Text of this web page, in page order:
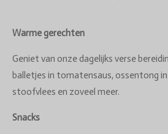
Warme gerechten
Geniet van onze dagelijks verse
balletjes in tomatensaus, ossentong
stoofvlees en zoveel meer.
Snacks